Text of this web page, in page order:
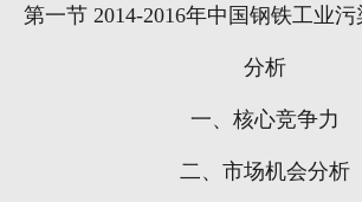
第一节 2014-2016年中国钢铁工业
分析
一、核心竞争力
二、市场机会分析